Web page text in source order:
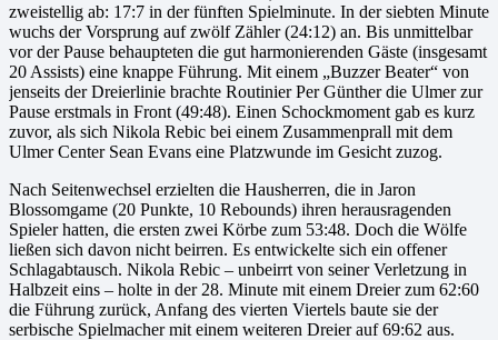
zweistellig ab: 17:7 in der fünften Spielminute. In der siebten Minute
wuchs der Vorsprung auf zwölf Zähler (24:12) an. Bis unmittelbar
vor der Pause behaupteten die gut harmonierenden Gäste (insgesamt
20 Assists) eine knappe Führung. Mit einem „Buzzer Beater“ von
jenseits der Dreierlinie brachte Routinier Per Günther die Ulmer zur
Pause erstmals in Front (49:48). Einen Schockmoment gab es kurz
zuvor, als sich Nikola Rebic bei einem Zusammenprall mit dem
Ulmer Center Sean Evans eine Platzwunde im Gesicht zuzog.
Nach Seitenwechsel erzielten die Hausherren, die in Jaron
Blossomgame (20 Punkte, 10 Rebounds) ihren herausragenden
Spieler hatten, die ersten zwei Körbe zum 53:48. Doch die Wölfe
ließen sich davon nicht beirren. Es entwickelte sich ein offener
Schlagabtausch. Nikola Rebic – unbeirrt von seiner Verletzung in
Halbzeit eins – holte in der 28. Minute mit einem Dreier zum 62:60
die Führung zurück, Anfang des vierten Viertels baute sie der
serbische Spielmacher mit einem weiteren Dreier auf 69:62 aus.